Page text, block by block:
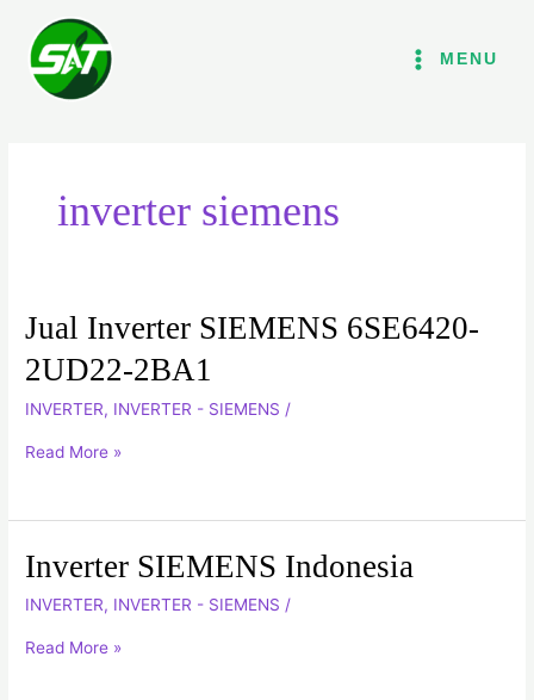
konten
MENU
inverter siemens
Jual Inverter SIEMENS 6SE6420-
2UD22-2BA1
INVERTER, INVERTER - SIEMENS /
Jual
SIEMENS
6SE6420-
Read More »
Inverter SIEMENS Indonesia
INVERTER, INVERTER - SIEMENS /
Inverter
Read More »